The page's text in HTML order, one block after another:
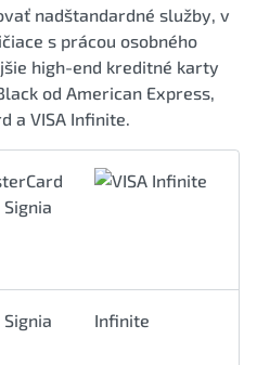
nadštandardné služby, v
s prácou osobného
high-end kreditné karty
od American Express,
a VISA Infinite.
Infinite